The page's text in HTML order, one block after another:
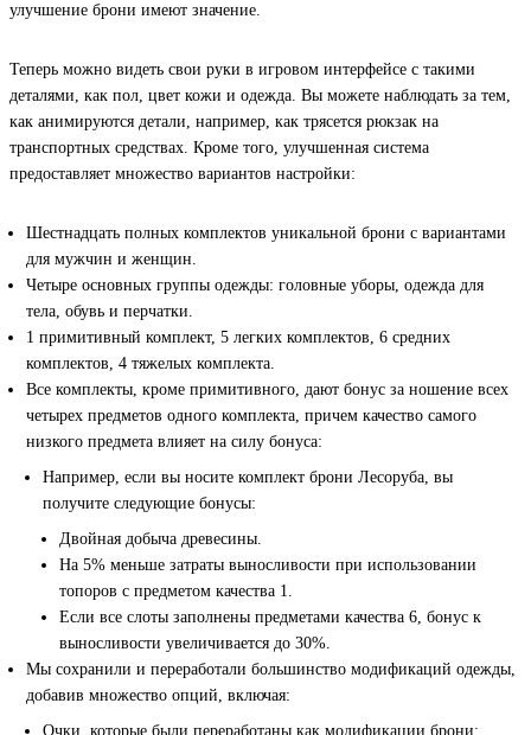
улучшение брони имеют значение.
Теперь можно видеть свои руки в игровом интерфейсе с такими
деталями, как пол, цвет кожи и одежда. Вы можете наблюдать за тем,
как анимируются детали, например, как трясется рюкзак на
транспортных средствах. Кроме того, улучшенная система
предоставляет множество вариантов настройки:
Шестнадцать полных комплектов уникальной брони с вариантами
для мужчин и женщин.
Четыре основных группы одежды: головные уборы, одежда для
тела, обувь и перчатки.
1 примитивный комплект, 5 легких комплектов, 6 средних
комплектов, 4 тяжелых комплекта.
Все комплекты, кроме примитивного, дают бонус за ношение всех
четырех предметов одного комплекта, причем качество самого
низкого предмета влияет на силу бонуса:
Например, если вы носите комплект брони Лесоруба, вы
получите следующие бонусы:
Двойная добыча древесины.
На 5% меньше затраты выносливости при использовании
топоров с предметом качества 1.
Если все слоты заполнены предметами качества 6, бонус к
выносливости увеличивается до 30%.
Мы сохранили и переработали большинство модификаций одежды,
добавив множество опций, включая:
Очки, которые были переработаны как модификации брони: